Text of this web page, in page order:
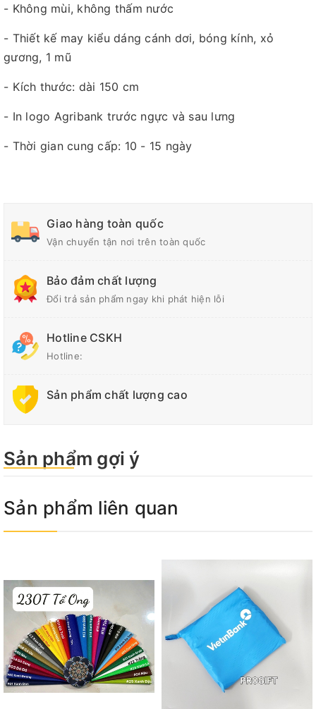
- Không mùi, không thấm nước
- Thiết kế may kiểu dáng cánh dơi, bóng kính, xỏ
gương, 1 mũ
- Kích thước: dài 150 cm
- In logo Agribank trước ngực và sau lưng
- Thời gian cung cấp: 10 - 15 ngày
Giao hàng toàn quốc
Vận chuyển tận nơi trên toàn quốc
Bảo đảm chất lượng
Đổi trả sản phẩm ngay khi phát hiện lỗi
Hotline CSKH
Hotline:
Sản phẩm chất lượng cao
Sản phẩm gợi ý
Sản phẩm liên quan